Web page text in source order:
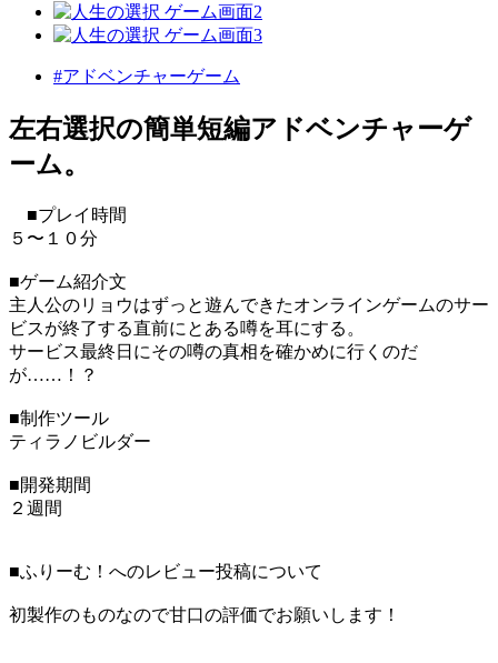
#アドベンチャーゲーム
左右選択の簡単短編アドベンチャーゲ
ーム。
■プレイ時間
５〜１０分
■ゲーム紹介文
主人公のリョウはずっと遊んできたオンラインゲームのサー
ビスが終了する直前にとある噂を耳にする。
サービス最終日にその噂の真相を確かめに行くのだ
が……！？
■制作ツール
ティラノビルダー
■開発期間
２週間
■ふりーむ！へのレビュー投稿について
初製作のものなので甘口の評価でお願いします！